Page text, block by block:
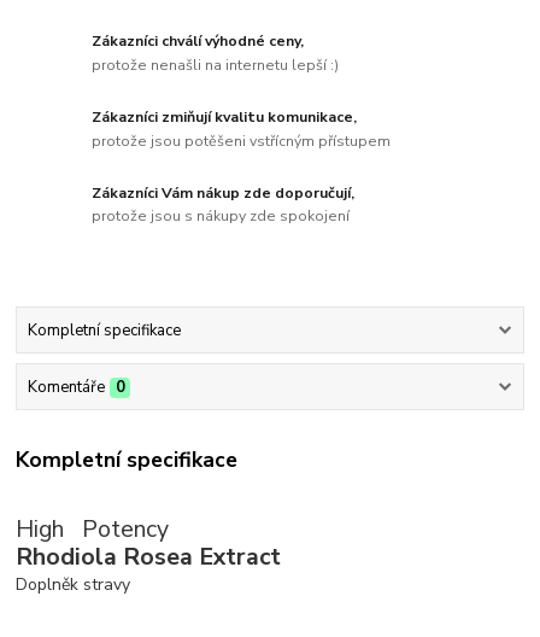
Zákazníci chválí výhodné ceny,
protože nenašli na internetu lepší :)
Zákazníci zmiňují kvalitu komunikace,
protože jsou potěšeni vstřícným přístupem
Zákazníci Vám nákup zde doporučují,
protože jsou s nákupy zde spokojení
Kompletní specifikace
Komentáře 0
Kompletní specifikace
High Potency
Rhodiola Rosea Extract
Doplněk stravy